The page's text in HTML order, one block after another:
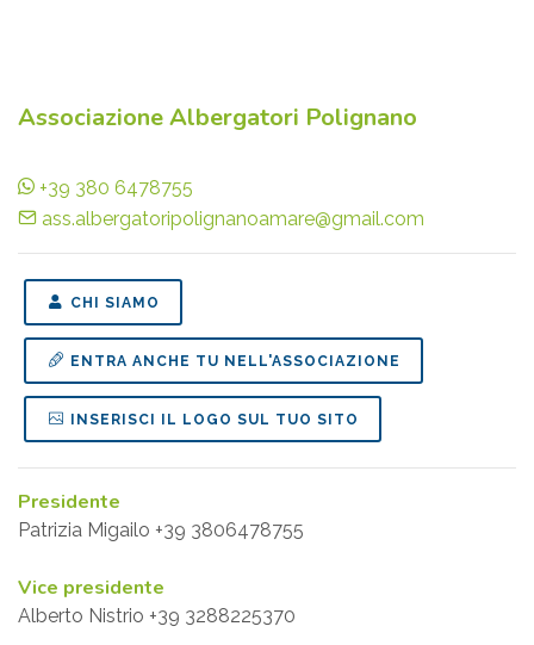
Associazione Albergatori Polignano
+39 380 6478755
ass.albergatoripolignanoamare@gmail.com
CHI SIAMO
ENTRA ANCHE TU NELL'ASSOCIAZIONE
INSERISCI IL LOGO SUL TUO SITO
Presidente
Patrizia Migailo +39 3806478755
Vice presidente
Alberto Nistrio +39 3288225370